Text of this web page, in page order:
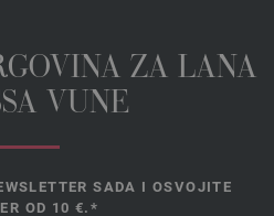
ZA LANA
VUNE
SADA I OSVOJITE
OD 10 €.*